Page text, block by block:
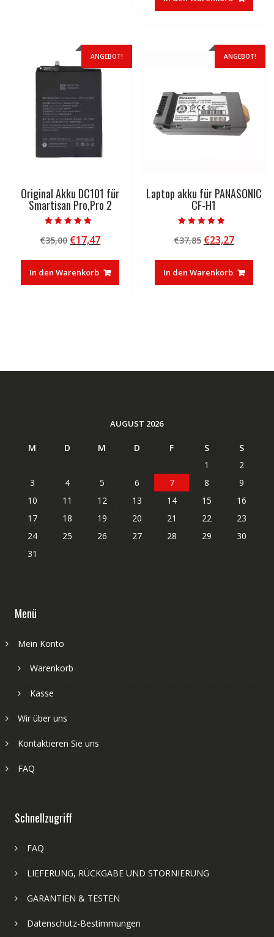
€83,32 €50,01.
ANGEBOT!
Original Akku DC101 für
Smartisan Pro,Pro 2
5.00
von 5
€35,00 Ursprünglicher
war:
€35,00
€17,47Aktueller
ist:
€17,47.
In den Warenkorb
ANGEBOT!
Laptop akku für PANASONIC
CF-H1
4.50
von 5
€37,85 Ursprünglicher
war:
€37,85
€23,27
ist:
€23,27.
In den Warenkorb
AUGUST 2026
M D M D F S
S
1
2
3
4 5 6 7 8
9
10
11 12 13 14 15
16
17
18 19 20 21 22
23
24
25 26 27 28 29
30
31
Menü
Mein Konto
Warenkorb
Kasse
Wir über uns
Kontaktieren Sie uns
FAQ
Schnellzugriff
FAQ
LIEFERUNG, RÜCKGABE UND STORNIERUNG
GARANTIEN & TESTEN
Datenschutz-Bestimmungen